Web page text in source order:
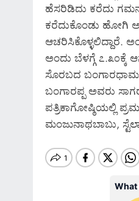
ಹೆಸರಿಡಿದು ಕರೆದು
ಕರೆದುಕೊಂಡು ಹೋಗಿ
ಆಚರಿಸಿಕೊಳ್ಳಲಿದ್ದಾರೆ.
ಅಂದು ಬೆಳಗ್ಗೆ
ಸೊರಬದ
ಬಂಗಾರಪ್ಪ ಅವರು
ಪತ್ರಿಕಾಗೋಷ್ಠಿಯಲ್ಲಿ
ಮಂಜುನಾಥಬಾಬು,